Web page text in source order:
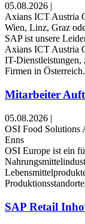
05.08.2026 |
Axians ICT Austria
Wien, Linz, Graz
SAP ist unsere
Axians ICT Austria
IT-
Firmen in
Mitarbeiter
05.08.2026 |
OSI Food
Enns
OSI Europe ist ein
SAP Retail